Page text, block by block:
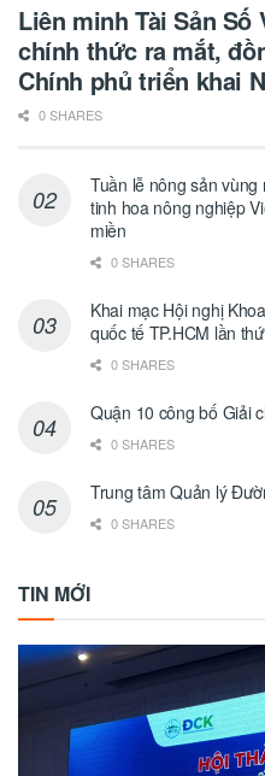
Liên minh Tài Sản Số
chính thức ra mắt,
Chính phủ triển khai
0 SHARES
Tuần lễ nông sản
tinh hoa nông nghiệp
miền
0 SHARES
Khai mạc Hội nghị
quốc tế TP.HCM lần
0 SHARES
Quận 10 công bố Giải
0 SHARES
Trung tâm Quản lý
0 SHARES
TIN MỚI